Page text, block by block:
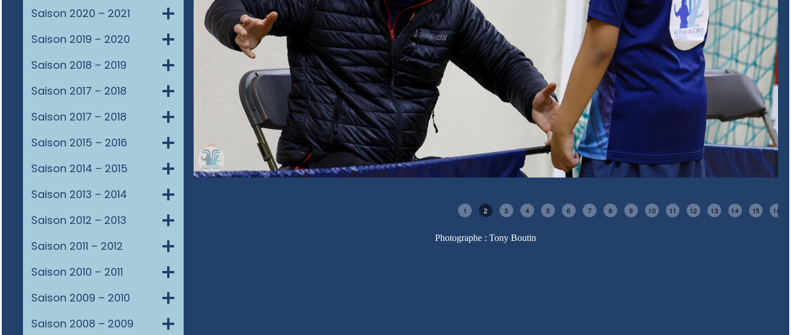
Saison 2020 – 2021
Saison 2019 – 2020
Saison 2018 – 2019
Saison 2017 – 2018
Saison 2017 – 2018
Saison 2015 – 2016
Saison 2014 – 2015
Saison 2013 – 2014
Saison 2012 – 2013
Saison 2011 – 2012
Saison 2010 – 2011
Saison 2009 – 2010
Saison 2008 – 2009
2 3 4 5 6 7 8 9 10 11 12 13 14 15 16 17
Photographe : Tony Boutin